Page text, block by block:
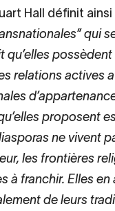
Hall définit ainsi
qui
relations actives
proposent
ne vivent
les frontières
à franchir. Elles en
de leurs